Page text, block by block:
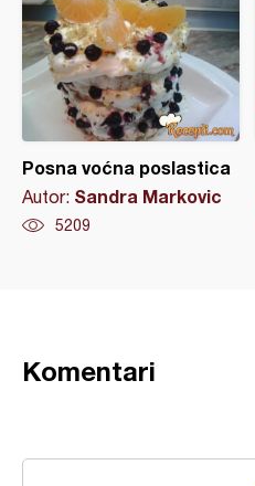
Posna voćna poslastica
Autor: Sandra Markovic
5209
Komentari